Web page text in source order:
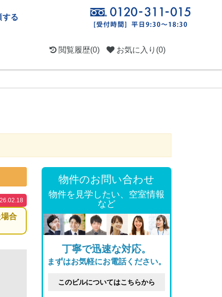
する
閲覧履歴(0) お気に入り (0)
合
物件のお問い合わせ
物件を見学したい、空室情報
など
丁寧で迅速な対応。
まずはお気軽にお電話ください。
このビルについてはこちらから